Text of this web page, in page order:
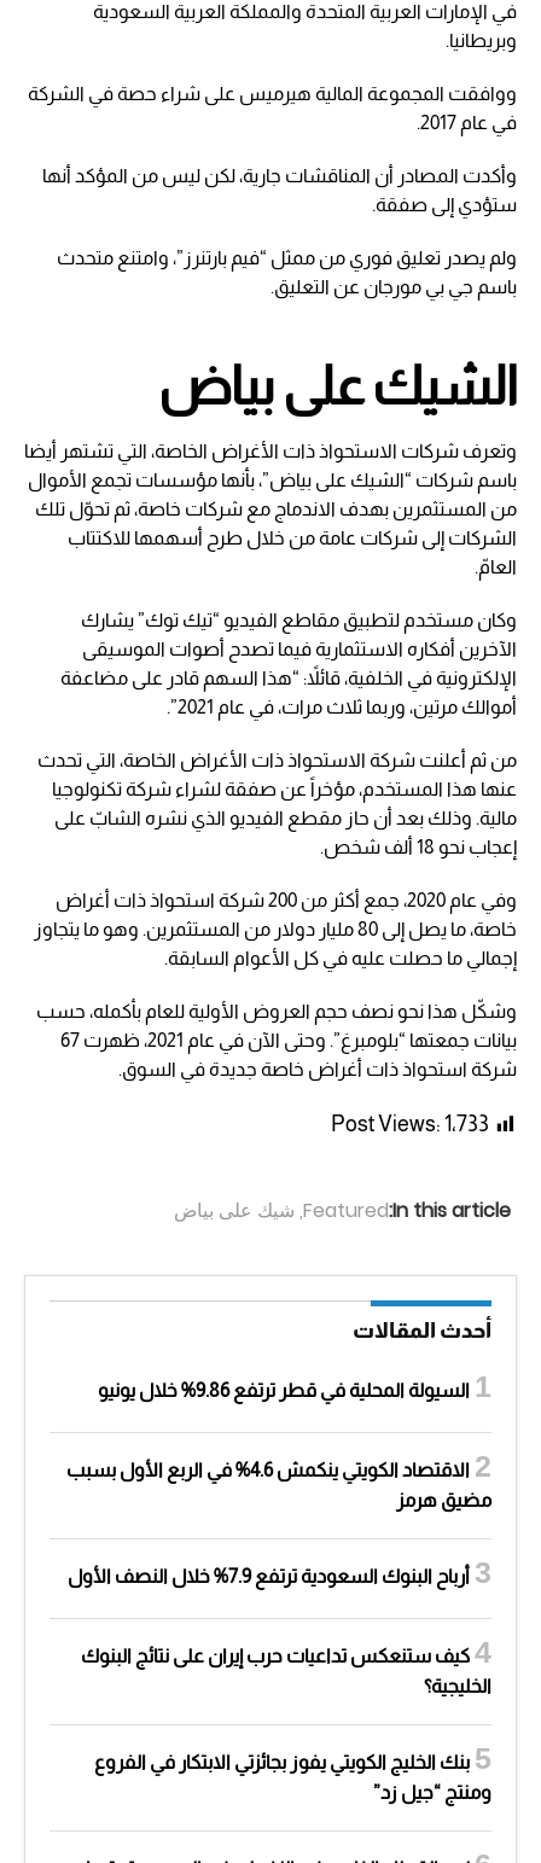
في الإمارات العربية المتحدة والمملكة العربية السعودية
وبريطانيا.
ووافقت المجموعة المالية هيرميس على شراء حصة في الشركة
في عام 2017.
وأكدت المصادر أن المناقشات جارية، لكن ليس من المؤكد أنها
ستؤدي إلى صفقة.
ولم يصدر تعليق فوري من ممثل “فيم بارتنرز”، وامتنع متحدث
باسم جي بي مورجان عن التعليق.
الشيك على بياض
وتعرف شركات الاستحواذ ذات الأغراض الخاصة، التي تشتهر أيضا
باسم شركات “الشيك على بياض”، بأنها مؤسسات تجمع الأموال
من المستثمرين بهدف الاندماج مع شركات خاصة، ثم تحوّل تلك
الشركات إلى شركات عامة من خلال طرح أسهمها للاكتتاب
العامّ.
وكان مستخدم لتطبيق مقاطع الفيديو “تيك توك” يشارك
الآخرين أفكاره الاستثمارية فيما تصدح أصوات الموسيقى
الإلكترونية في الخلفية، قائلاً: “هذا السهم قادر على مضاعفة
أموالك مرتين، وربما ثلاث مرات، في عام 2021”.
من ثم أعلنت شركة الاستحواذ ذات الأغراض الخاصة، التي تحدث
عنها هذا المستخدم، مؤخراً عن صفقة لشراء شركة تكنولوجيا
مالية. وذلك بعد أن حاز مقطع الفيديو الذي نشره الشابّ على
إعجاب نحو 18 ألف شخص.
وفي عام 2020، جمع أكثر من 200 شركة استحواذ ذات أغراض
خاصة، ما يصل إلى 80 مليار دولار من المستثمرين. وهو ما يتجاوز
إجمالي ما حصلت عليه في كل الأعوام السابقة.
وشكّل هذا نحو نصف حجم العروض الأولية للعام بأكمله، حسب
بيانات جمعتها “بلومبرغ”. وحتى الآن في عام 2021، ظهرت 67
شركة استحواذ ذات أغراض خاصة جديدة في السوق.
Post Views: 1٬733
In this article:
Featured
, شيك على بياض
أحدث المقالات
السيولة المحلية في قطر ترتفع 9.86% خلال يونيو
الاقتصاد الكويتي ينكمش 4.6% في الربع الأول بسبب
مضيق هرمز
أرباح البنوك السعودية ترتفع 7.9% خلال النصف الأول
كيف ستنعكس تداعيات حرب إيران على نتائج البنوك
الخليجية؟
بنك الخليج الكويتي يفوز بجائزتي الابتكار في الفروع
ومنتج “جيل زد”